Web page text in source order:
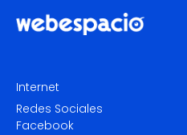
Internet
Redes Sociales
Facebook